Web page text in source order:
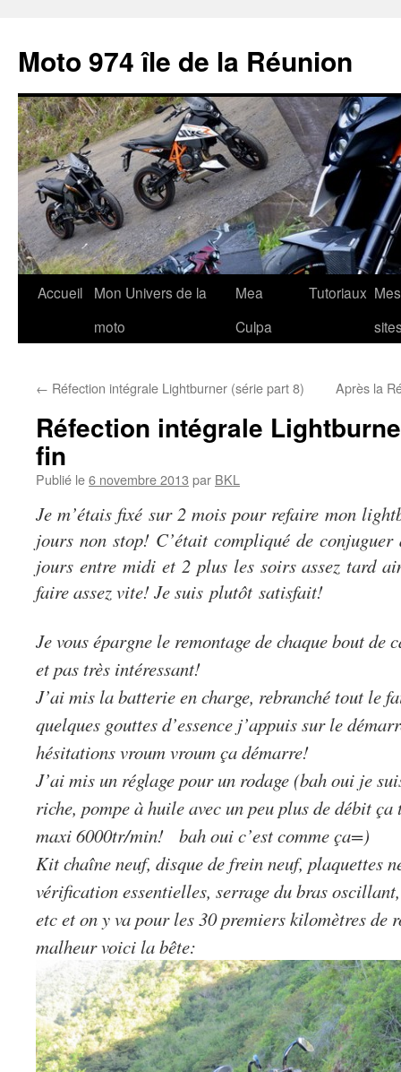
contenu
Moto 974 île de la Réunion
Accueil
Mon Univers de la
moto
Mea
Culpa
Tutoriaux
← Réfection intégrale Lightburner (série part 8) Après la
Réfection intégrale
fin
Publié le6 novembre 2013 par BKL
Je m’étais fixé sur 2 mois pour refaire mon
jours non stop! C’était compliqué de
jours entre midi et 2 plus les soirs assez tard
faire assez vite! Je suis plutôt satisfait!
Je vous épargne le remontage de chaque bout de
et pas très intéressant!
J’ai mis la batterie en charge, rebranché tout le
quelques gouttes d’essence j’appuis sur le
hésitations vroum vroum ça démarre!
J’ai mis un réglage pour un rodage (bah oui je
riche, pompe à huile avec un peu plus de débit
maxi 6000tr/min! bah oui c’est comme ça=)
Kit chaîne neuf, disque de frein neuf, plaquettes
vérification essentielles, serrage du bras
etc et on y va pour les 30 premiers kilomètres
malheur voici la bête: